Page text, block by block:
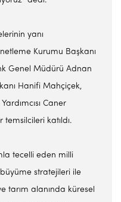
yanı
Kurumu Başkanı
Genel Müdürü Adnan
Hanifi Mahçiçek,
Caner
temsilcileri katıldı.
tecelli eden milli
stratejileri ile
tarım alanında küresel